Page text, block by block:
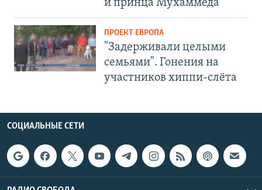
и принца Мухаммеда
ПРОЕКТ ЕВРОПА
"Задерживали целыми
семьями". Гонения на
участников хиппи-слёта
СОЦИАЛЬНЫЕ СЕТИ